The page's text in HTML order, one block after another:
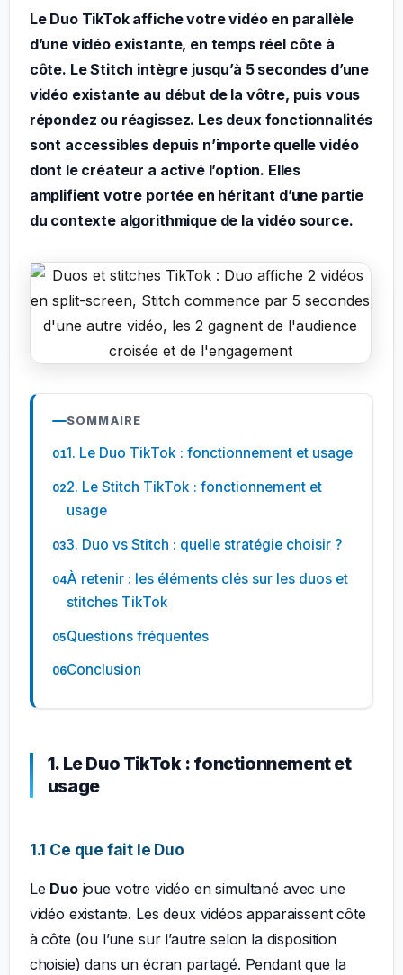
Le Duo TikTok affiche votre vidéo en parallèle
d’une vidéo existante, en temps réel côte à
côte. Le Stitch intègre jusqu’à 5 secondes d’une
vidéo existante au début de la vôtre, puis vous
répondez ou réagissez. Les deux fonctionnalités
sont accessibles depuis n’importe quelle vidéo
dont le créateur a activé l’option. Elles
amplifient votre portée en héritant d’une partie
du contexte algorithmique de la vidéo source.
SOMMAIRE
1. Le Duo TikTok : fonctionnement et usage
2. Le Stitch TikTok : fonctionnement et
usage
3. Duo vs Stitch : quelle stratégie choisir ?
À retenir : les éléments clés sur les duos et
stitches TikTok
Questions fréquentes
Conclusion
1. Le Duo TikTok : fonctionnement et
usage
1.1 Ce que fait le Duo
Le Duojoue votre vidéo en simultané avec une
vidéo existante. Les deux vidéos apparaissent côte
à côte (ou l’une sur l’autre selon la disposition
choisie) dans un écran partagé. Pendant que la